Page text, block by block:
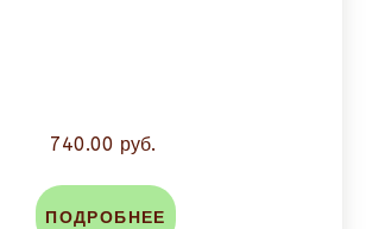
740.00 руб.
ПОДРОБНЕЕ